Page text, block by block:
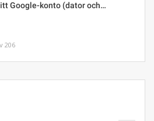
Google-konto (dator och…
206